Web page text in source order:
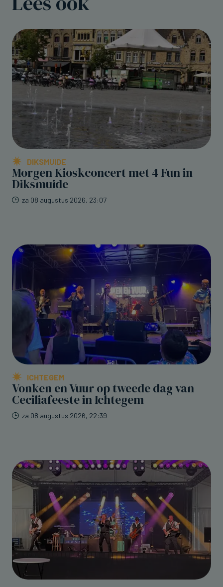
DIKSMUIDE
Morgen Kioskconcert met 4 Fun in
Diksmuide
za 08 augustus 2026, 23:07
ICHTEGEM
Vonken en Vuur op tweede dag van
Ceciliafeeste in Ichtegem
za 08 augustus 2026, 22:39